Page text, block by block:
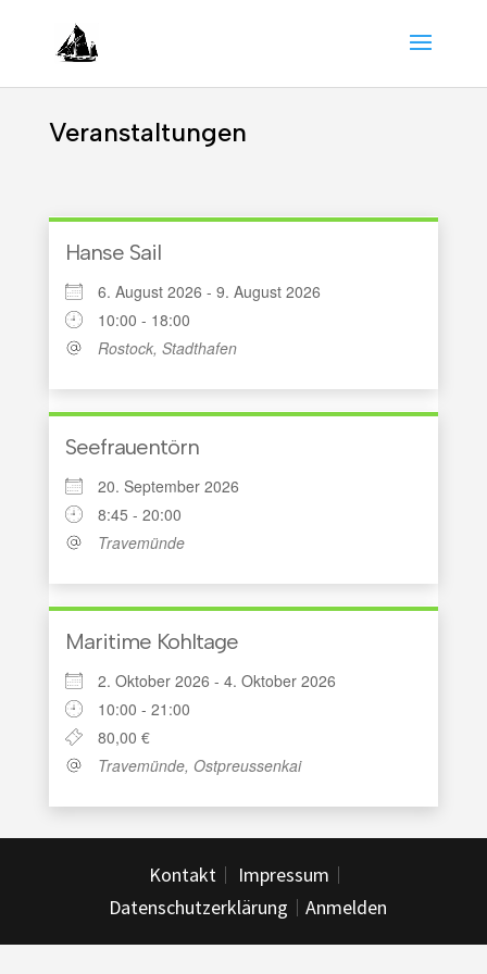
Veranstaltungen
Hanse Sail
6. August 2026 - 9. August 2026
10:00 - 18:00
Rostock, Stadthafen
Seefrauentörn
20. September 2026
8:45 - 20:00
Travemünde
Maritime Kohltage
2. Oktober 2026 - 4. Oktober 2026
10:00 - 21:00
80,00 €
Travemünde, Ostpreussenkai
Kontakt
Impressum
Datenschutzerklärung
Anmelden